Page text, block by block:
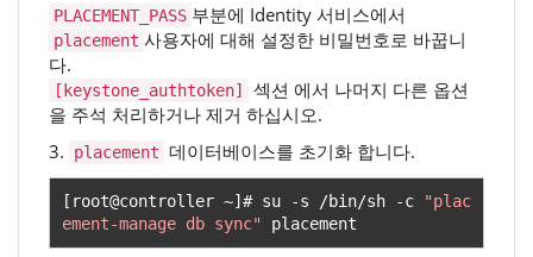
PLACEMENT_PASS 부분에 Identity 서비스에서
placement 사용자에 대해 설정한 비밀번호로 바꿉니
다.
[keystone_authtoken]
섹션 에서 나머지 다른 옵션
을 주석 처리하거나 제거 하십시오.
3.
placement 데이터베이스를 초기화 합니다.
[ root@controller ~]# su -s /bin/sh -c
"plac
ement-manage db sync" placement